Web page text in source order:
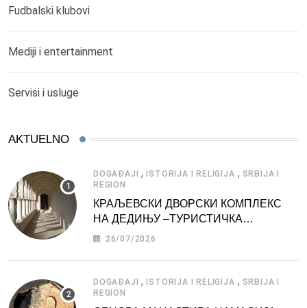
Fudbalski klubovi
Mediji i entertainment
Servisi i usluge
AKTUELNO
DOGAĐAJI , ISTORIJA I RELIGIJA , SRBIJA I
REGION
КРАЉЕВСКИ ДВОРСКИ КОМПЛЕКС
НА ДЕДИЊУ –ТУРИСТИЧКА
АТРАКЦИЈА
26/07/2026
DOGAĐAJI , ISTORIJA I RELIGIJA , SRBIJA I
REGION